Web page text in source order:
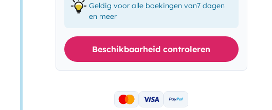
Geldig voor alle boekingen van7 dagen
en meer
Beschikbaarheid controleren